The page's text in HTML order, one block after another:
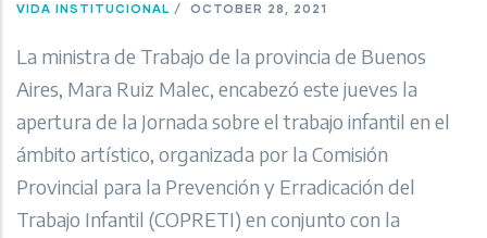
VIDA INSTITUCIONAL / OCTOBER 28, 2021
La ministra de Trabajo de la provincia de Buenos
Aires, Mara Ruiz Malec, encabezó este jueves la
apertura de la Jornada sobre el trabajo infantil en el
ámbito artístico, organizada por la Comisión
Provincial para la Prevención y Erradicación del
Trabajo Infantil (COPRETI) en conjunto con la